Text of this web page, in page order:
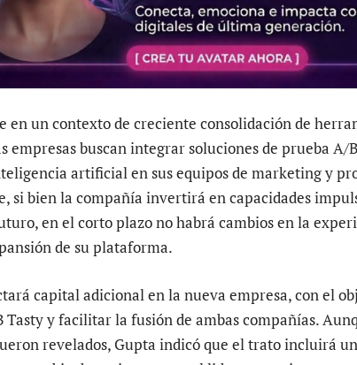
en un contexto de creciente consolidación de
empresas buscan integrar soluciones de prueba A/
artificial en sus equipos de marketing y
si bien la compañía invertirá en capacidades
en el corto plazo no habrá cambios en la
de su plataforma.
capital adicional en la nueva empresa, con el
Tasty y facilitar la fusión de ambas compañías.
revelados, Gupta indicó que el trato incluirá